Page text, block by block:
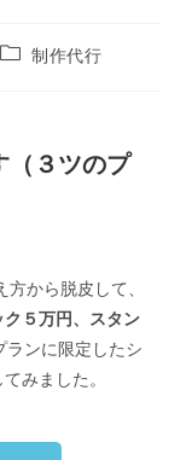
制作代行
（３ツのプ
から脱皮して、
ク５万円、スタン
ランに限定したシ
みました。